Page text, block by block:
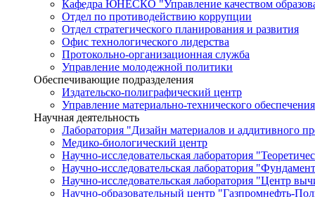
Кафедра ЮНЕСКО "Управление качеством
Отдел по противодействию коррупции
Отдел стратегического планирования и развития
Офис технологического лидерства
Протокольно-организационная служба
Управление молодежной политики
Обеспечивающие подразделения
Издательско-полиграфический центр
Управление материально-технического обеспечения
Научная деятельность
Лаборатория "Дизайн материалов и аддитивного
Медико-биологический центр
Научно-исследовательская лаборатория
Научно-исследовательская лаборатория
Научно-исследовательская лаборатория "Центр
Научно-образовательный центр "Газпромнефть-